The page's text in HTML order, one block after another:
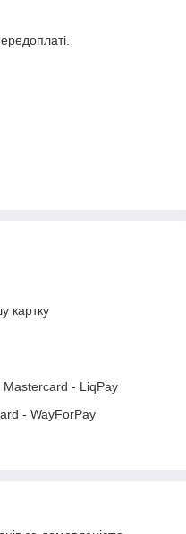
картку
- LiqPay
- WayForPay